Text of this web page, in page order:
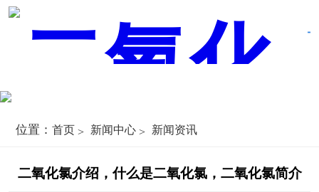
位置： 首页 新闻中心 新闻资讯
二氧化氯介绍，什么是二氧化氯，二氧化氯简介